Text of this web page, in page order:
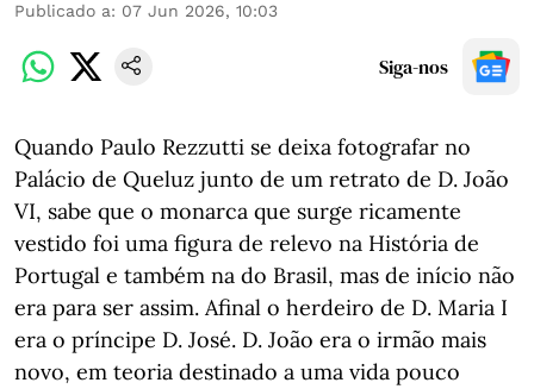
Publicado a: 07 Jun 2026, 10:03
Siga-nos
Quando Paulo Rezzutti se deixa fotografar no
Palácio de Queluz junto de um retrato de D. João
VI, sabe que o monarca que surge ricamente
vestido foi uma figura de relevo na História de
Portugal e também na do Brasil, mas de início não
era para ser assim. Afinal o herdeiro de D. Maria I
era o príncipe D. José. D. João era o irmão mais
novo, em teoria destinado a uma vida pouco